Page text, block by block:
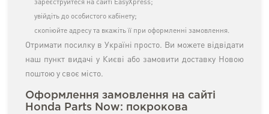
зареєструйтеся на сайті EasyXpress;
увійдіть до особистого кабінету;
скопіюйте адресу та вкажіть її при оформленні замовлення.
Отримати посилку в Україні просто. Ви можете відвідати
наш пункт видачі у Києві або замовити доставку Новою
поштою у своє місто.
Оформлення замовлення на сайті
Honda Parts Now: покрокова